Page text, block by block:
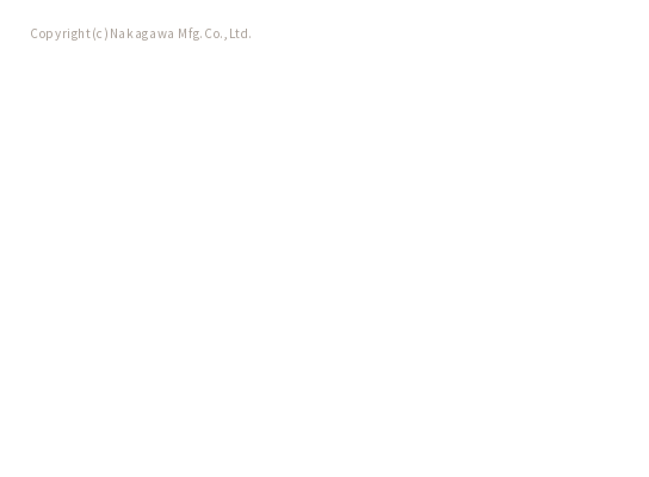
Copyright(c)Nakagawa Mfg.Co.,Ltd.